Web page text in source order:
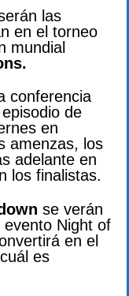
las
en el torneo
mundial
conferencia
de
en
amenzas, los
adelante en
los finalistas.
se verán
Night of
en el
es